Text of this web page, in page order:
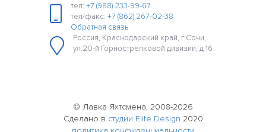
тел: +7 (988) 233-99-67
тел/факс: +7 (862) 267-02-38
Обратная связь
Россия, Краснодарский край, г.Сочи,
ул.20-й Горнострелковой дивизии, д 16
© Лавка Яхтсмена, 2008-2026
Сделано в студии Elite Design 2020